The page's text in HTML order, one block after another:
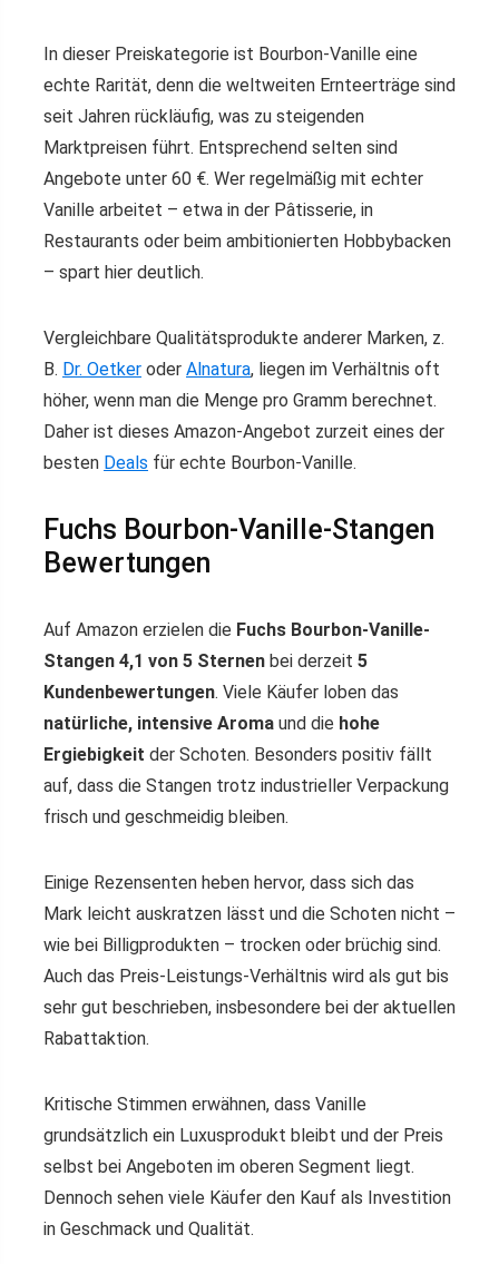
In dieser Preiskategorie ist Bourbon-Vanille eine
echte Rarität, denn die weltweiten Ernteerträge sind
seit Jahren rückläufig, was zu steigenden
Marktpreisen führt. Entsprechend selten sind
Angebote unter 60 €. Wer regelmäßig mit echter
Vanille arbeitet – etwa in der Pâtisserie, in
Restaurants oder beim ambitionierten Hobbybacken
– spart hier deutlich.
Vergleichbare Qualitätsprodukte anderer Marken, z.
B. Dr. Oetker oder Alnatura, liegen im Verhältnis oft
höher, wenn man die Menge pro Gramm berechnet.
Daher ist dieses Amazon-Angebot zurzeit eines der
besten Deals für echte Bourbon-Vanille.
Fuchs Bourbon-Vanille-Stangen
Bewertungen
Auf Amazon erzielen die Fuchs Bourbon-Vanille-
Stangen 4,1 von 5 Sternen bei derzeit 5
Kundenbewertungen. Viele Käufer loben das
natürliche, intensive Aroma und die hohe
Ergiebigkeit der Schoten. Besonders positiv fällt
auf, dass die Stangen trotz industrieller Verpackung
frisch und geschmeidig bleiben.
Einige Rezensenten heben hervor, dass sich das
Mark leicht auskratzen lässt und die Schoten nicht –
wie bei Billigprodukten – trocken oder brüchig sind.
Auch das Preis-Leistungs-Verhältnis wird als gut bis
sehr gut beschrieben, insbesondere bei der aktuellen
Rabattaktion.
Kritische Stimmen erwähnen, dass Vanille
grundsätzlich ein Luxusprodukt bleibt und der Preis
selbst bei Angeboten im oberen Segment liegt.
Dennoch sehen viele Käufer den Kauf als Investition
in Geschmack und Qualität.